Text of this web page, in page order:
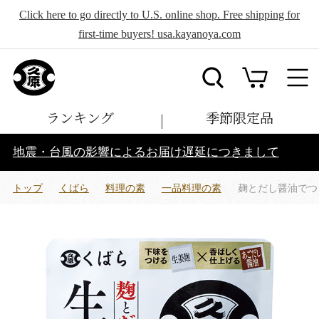
Click here to go directly to U.S. online shop. Free shipping for
first-time buyers! usa.kayanoya.com
ランキング 季節限定品
地震・台風の影響によるお届け遅延につきまして
トップ くばら 料理の素 一品料理の素 麹とだし醤油で